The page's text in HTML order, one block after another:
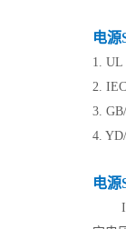
电源
1. UL
2.
3.
4.
电源